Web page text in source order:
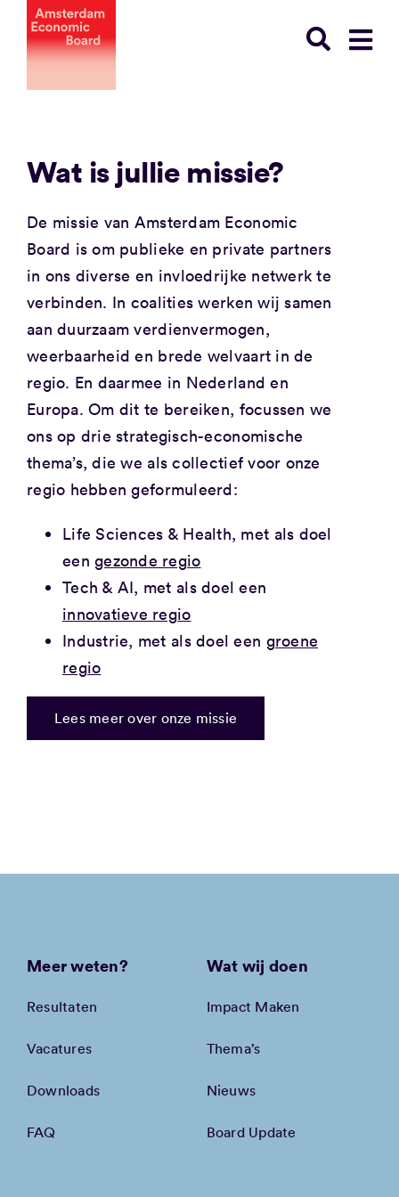
naar
inhoud
Wat is jullie missie?
De missie van Amsterdam Economic
Board is om publieke en private partners
in ons diverse en invloedrijke netwerk te
verbinden. In coalities werken wij samen
aan duurzaam verdienvermogen,
weerbaarheid en brede welvaart in de
regio. En daarmee in Nederland en
Europa. Om dit te bereiken, focussen we
ons op drie strategisch-economische
thema’s, die we als collectief voor onze
regio hebben geformuleerd:
Life Sciences & Health, met als doel
eengezonde regio
Tech & AI, met als doel een
innovatieve regio
Industrie, met als doel een groene
regio
Lees meer over onze missie
Meer weten?
Resultaten
Vacatures
Downloads
FAQ
Wat wij doen
Impact Maken
Thema’s
Nieuws
Board Update